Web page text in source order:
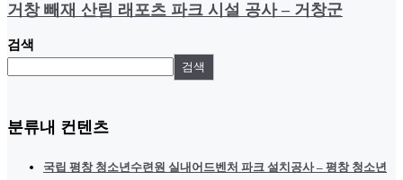
거창 빼재 산림 래포츠 파크 시설 공사 – 거창군
검색
검색
분류내 컨텐츠
국립 평창 청소년수련원 실내어드벤처 파크 설치공사 – 평창 청소년